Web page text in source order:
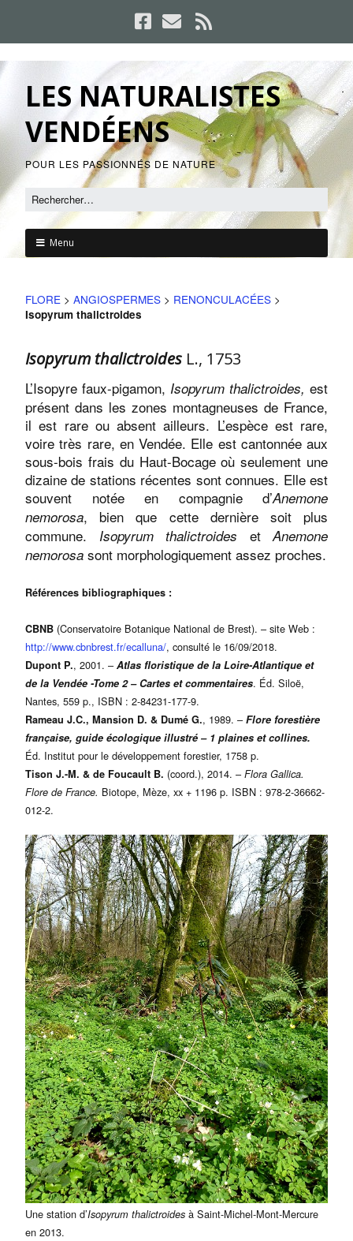
LES NATURALISTES
VENDÉENS
POUR LES PASSIONNÉS DE NATURE
Menu
FLORE > ANGIOSPERMES > RENONCULACÉES >
Isopyrum thalictroides
Isopyrum thalictroides L., 1753
L’Isopyre faux-pigamon, Isopyrum thalictroides, est
présent dans les zones montagneuses de France,
il est rare ou absent ailleurs. L’espèce est rare,
voire très rare, en Vendée. Elle est cantonnée aux
sous-bois frais du Haut-Bocage où seulement une
dizaine de stations récentes sont connues. Elle est
souvent notée en compagnie d’Anemone
nemorosa, bien que cette dernière soit plus
commune. Isopyrum thalictroides etAnemone
nemorosa sont morphologiquement assez proches.
Références bibliographiques :
CBNB (Conservatoire Botanique National de Brest). – site Web :
http://www.cbnbrest.fr/ecalluna/, consulté le 16/09/2018.
Dupont P., 2001. – Atlas floristique de la Loire-Atlantique et
de la Vendée -Tome 2 – Cartes et commentaires. Éd. Siloë,
Nantes, 559 p., ISBN : 2-84231-177-9.
Rameau J.C., Mansion D. & Dumé G., 1989. – Flore forestière
française, guide écologique illustré – 1 plaines et collines.
Éd. Institut pour le développement forestier, 1758 p.
Tison J.-M. & de Foucault B. (coord.), 2014. – Flora Gallica.
Flore de France. Biotope, Mèze, xx + 1196 p. ISBN : 978-2-36662-
012-2.
Une station d’Isopyrum thalictroides à Saint-Michel-Mont-Mercure
en 2013.